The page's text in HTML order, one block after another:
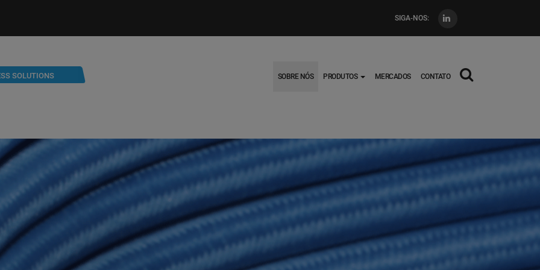
SIGA-NOS:
SOLUTIONS
Main
SOBRE NÓS PRODUTOS MERCADOS CONTATO